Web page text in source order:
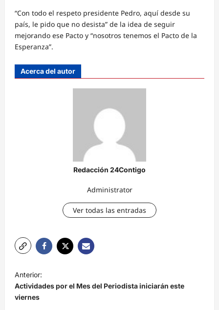
“Con todo el respeto presidente Pedro, aquí desde su
país, le pido que no desista” de la idea de seguir
mejorando ese Pacto y “nosotros tenemos el Pacto de la
Esperanza”.
Acerca del autor
Redacción 24Contigo
Administrator
Ver todas las entradas
a
v
Anterior:
Actividades por el Mes del Periodista iniciarán este
viernes